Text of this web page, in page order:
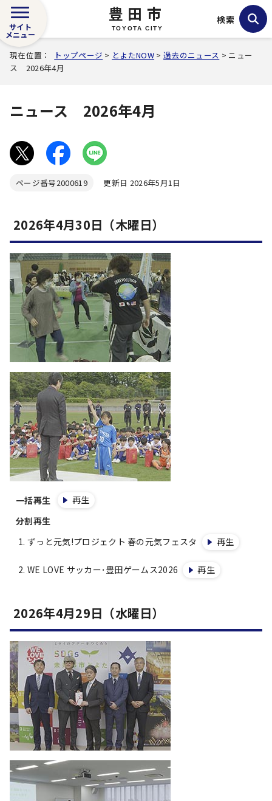
豊田市
TOYOTA CITY
サイト
メニュー
検索
現在位置： トップページ > とよたNOW >過去のニュース > ニュー
ス 2026年4月
ニュース 2026年4月
ページ番号2000619 更新日 2026年5月1日
2026年4月30日（木曜日）
一括再生
再生
分割再生
ずっと元気!プロジェクト 春の元気フェスタ
再生
WE LOVE サッカー･豊田ゲームス2026 再生
2026年4月29日（水曜日）